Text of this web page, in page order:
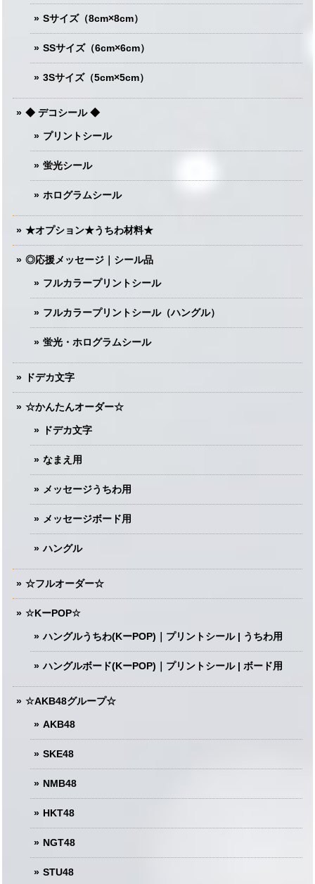
Sサイズ（8cm×8cm）
SSサイズ（6cm×6cm）
3Sサイズ（5cm×5cm）
◆ デコシール ◆
プリントシール
蛍光シール
ホログラムシール
★オプション★うちわ材料★
◎応援メッセージ｜シール品
フルカラープリントシール
フルカラープリントシール（ハングル）
蛍光・ホログラムシール
ドデカ文字
☆かんたんオーダー☆
ドデカ文字
なまえ用
メッセージうちわ用
メッセージボード用
ハングル
☆フルオーダー☆
☆KーPOP☆
ハングルうちわ(KーPOP)｜プリントシール | うちわ用
ハングルボード(KーPOP)｜プリントシール | ボード用
☆AKB48グループ☆
AKB48
SKE48
NMB48
HKT48
NGT48
STU48